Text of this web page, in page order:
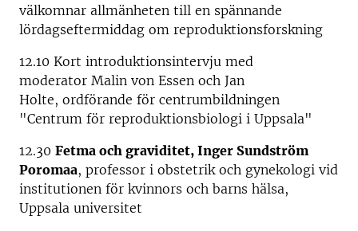
välkomnar allmänheten till en spännande
lördagseftermiddag om reproduktionsforskning
12.10 Kort introduktionsintervju med
moderator Malin von Essen och Jan
Holte, ordförande för centrumbildningen
"Centrum för reproduktionsbiologi i Uppsala"
12.30 Fetma och graviditet, Inger Sundström
Poromaa, professor i obstetrik och gynekologi vid
institutionen för kvinnors och barns hälsa,
Uppsala universitet